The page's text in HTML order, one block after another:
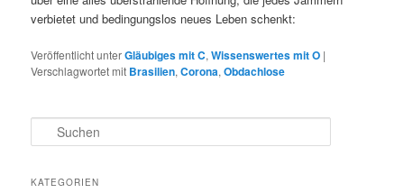
verbietet und bedingungslos neues Leben schenkt:
Veröffentlicht unterGläubiges mit C,Wissenswertes mit O |
Verschlagwortet mit Brasilien,Corona,Obdachlose
u
h
KATEGORIEN